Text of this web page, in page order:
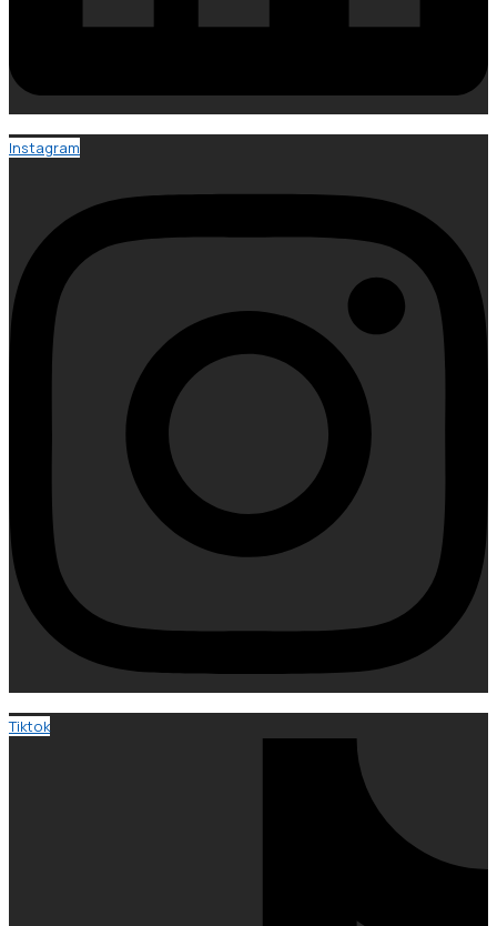
Instagram
Tiktok